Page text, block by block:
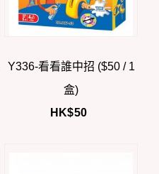
Y336-看看誰中招 ($50 / 1
盒)
HK$50